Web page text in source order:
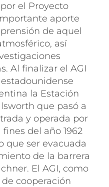
el Proyecto
aporte
de aquel
así
Al finalizar el AGI
la Estación
que pasó a
y operada por
fines del año 1962
que ser evacuada
de la barrera
El AGI, como
cooperación